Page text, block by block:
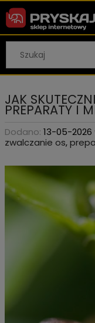
JAK
PREPARATY I
Dodano: 13-05-2026
zwalczanie os,